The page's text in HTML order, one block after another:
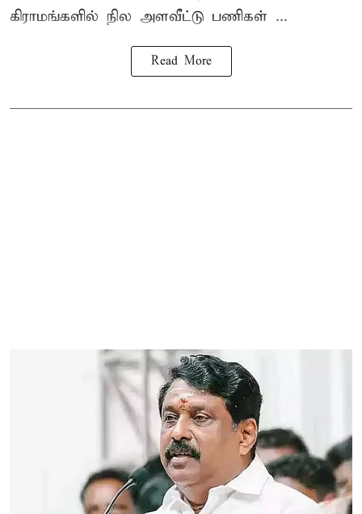
கிராமங்களில் நில அளவீட்டு பணிகள் ...
Read More